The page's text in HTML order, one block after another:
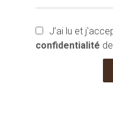
J’ai lu et
confidentialité